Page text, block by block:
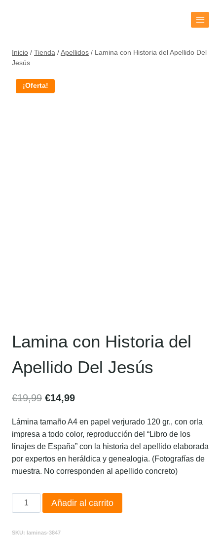
Inicio / Tienda / Apellidos / Lamina con Historia del Apellido Del
Jesús
¡Oferta!
Lamina con Historia del
Apellido Del Jesús
€19,99 €14,99
Lámina tamaño A4 en papel verjurado 120 gr., con orla
impresa a todo color, reproducción del “Libro de los
linajes de España” con la historia del apellido elaborada
por expertos en heráldica y genealogia. (Fotografías de
muestra. No corresponden al apellido concreto)
Añadir al carrito
SKU: laminas-3847